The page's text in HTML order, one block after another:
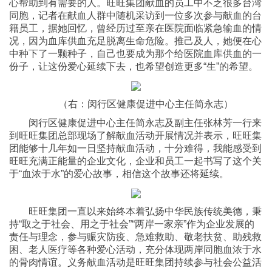
心帮助到有需要的人。旺旺集团献血的员工中不乏很多台湾
同胞，记者在献血人群中随机采访到一位多次参与献血的台
籍员工，据她回忆，曾经历过至亲在医院面临紧急输血的情
况，因为血库供血充足脱离生命危险。推己及人，她便在心
中种下了一颗种子，自己也要成为那个给医院血库供血的一
份子，让这份爱心延续下去，也希望创造更多“生”的希望。
（右：闵行区健康促进中心主任简永志）
闵行区健康促进中心主任简永志及副主任张林芳一行来
到旺旺集团总部现场了解献血活动开展情况并表示，旺旺集
团能够十几年如一日坚持献血活动，十分难得，我能感受到
旺旺充满正能量的企业文化，企业和员工一起书写了这个关
于“血浓于水”的爱心故事，相信这个故事还将延续。
旺旺集团一直以来始终本着弘扬中华民族传统美德，秉
持“取之于社会、用之于社会”“两岸一家亲”作为企业发展的
责任与理念，参与赈灾防疫、急难救助、敬老扶贫、助残救
困、老人医疗等各种爱心活动，充分体现两岸同胞血浓于水
的骨肉情谊。义务献血活动是旺旺集团持续参与社会公益活